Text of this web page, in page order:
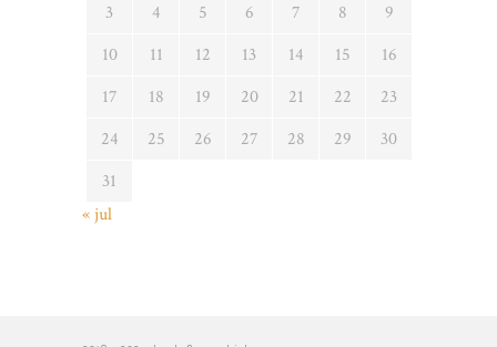
3
4 5 6 7 8
9
10
11 12 13 14 15
16
17
18 19 20 21 22
23
24
25 26 27 28 29
30
31
« jul